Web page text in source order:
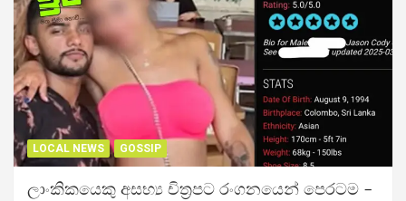
LOCAL NEWS GOSSIP
ලාංකිකයෙකු අසභ්‍ය චිත්‍රපට රංගනයෙන් පෙරටම –